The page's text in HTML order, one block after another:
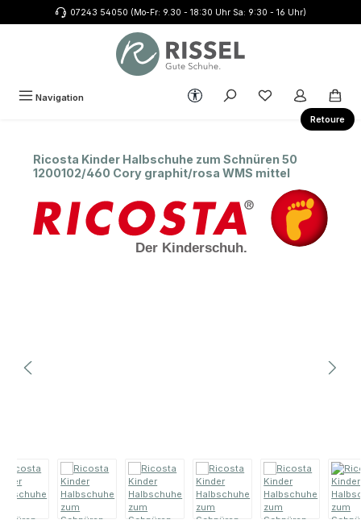
Zum Hauptinhalt springen07243 54050 (Mo-Fr: 9.30 - 18:30 Uhr Sa: 9:30 - 16 Uhr)
Retoure
Navigation Werkzeugleiste anzeigen
Du hast 0
Ricosta Kinder Halbschuhe zum Schnüren 50
1200102/460 Cory graphit/rosa WMS mittel